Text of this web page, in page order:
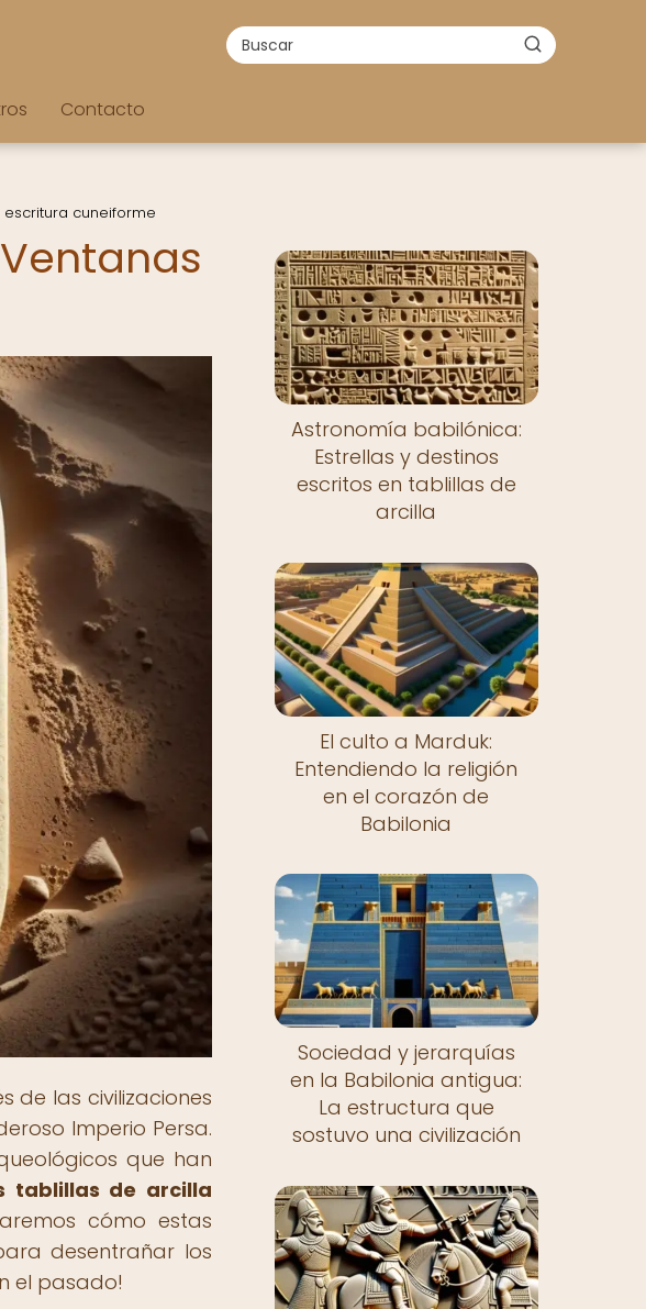
Contacto
cuneiforme
de las civilizaciones
Imperio Persa.
que han
tablillas de arcilla
cómo estas
desentrañar los
el pasado!
Astronomía babilónica:
Estrellas y destinos
escritos en tablillas de
arcilla
El culto a Marduk:
Entendiendo la religión
en el corazón de
Babilonia
Sociedad y jerarquías
en la Babilonia antigua:
La estructura que
sostuvo una civilización